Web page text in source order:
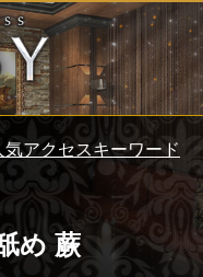
気アクセスキーワード
め 蕨